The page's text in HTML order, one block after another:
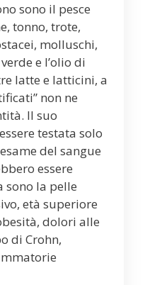
sono il pesce
tonno, trote,
molluschi,
e l’olio di
latte e latticini, a
non ne
Il suo
testata solo
del sangue
essere
sono la pelle
età superiore
dolori alle
di Crohn,